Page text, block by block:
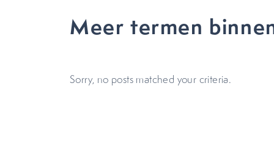
Meer termen
Sorry, no posts matched your criteria.